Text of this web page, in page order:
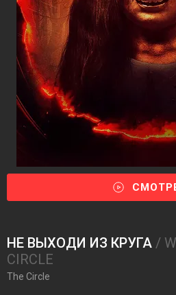
НЕ ВЫХОДИ ИЗ КРУГА /
CIRCLE
The Circle